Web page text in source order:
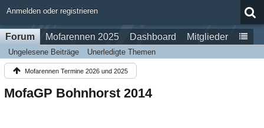
Anmelden oder registrieren
Forum Mofarennen 2025 Dashboard Mitglieder
Ungelesene Beiträge Unerledigte Themen
Mofarennen Termine 2026 und 2025
MofaGP Bohnhorst 2014